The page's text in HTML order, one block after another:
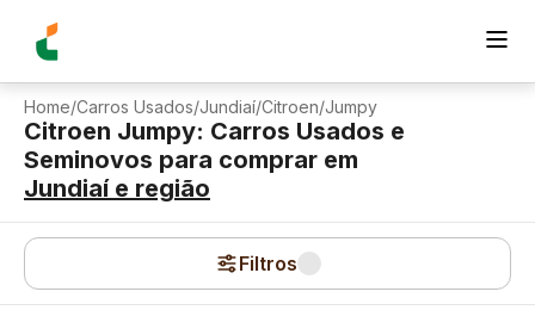
Home/Carros Usados/Jundiaí/Citroen/Jumpy
Citroen Jumpy: Carros Usados e
Seminovos para comprar em
Jundiaíe região
Filtros